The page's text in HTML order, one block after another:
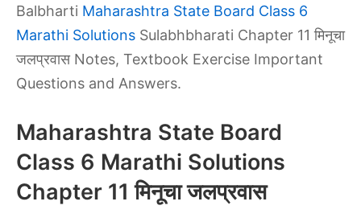
Balbharti Maharashtra State Board Class 6
Marathi Solutions Sulabhbharati Chapter 11 मिनूचा
जलप्रवास Notes, Textbook Exercise Important
Questions and Answers.
Maharashtra State Board
Class 6 Marathi Solutions
Chapter 11 मिनूचा जलप्रवास